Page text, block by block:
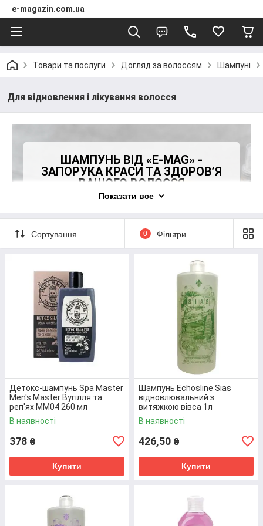
e-magazin.com.ua
Товари та послуги Догляд за волоссям Шампуні
Для відновлення і лікування волосся
ШАМПУНЬ ВІД «E-MAG» -
ЗАПОРУКА КРАСИ ТА ЗДОРОВ’Я
ВАШОГО ВОЛОССЯ
ЛЕГКЕ, ШОВКОВИСТЕ, ДОГЛЯНУТЕ
ЖИТТЯ,ЕКОЛОГІЯ ТА СТРЕСОВІ
НАВАНТАЖЕННЯ НЕ СПРИЯЮТЬ ЙОГО
Компанія «E-MAG» пропонує ефективні засоби
для відновлення волосся від відомих брендів
та продукцію власного виробництва.
Перейти до вибору
ТОПОВІ ПОЗИЦІЇ
Показати все
Сортування 0 Фільтри
Детокс-шампунь Spa Master
Men's Master Вугілля та
реп'ях ММ04 260 мл
(3800010528146)
В наявності
378 ₴
Купити
Шампунь Echosline Sias
відновлювальний з
витяжкою вівса 1л
(8008277132198)
В наявності
426,50 ₴
Купити